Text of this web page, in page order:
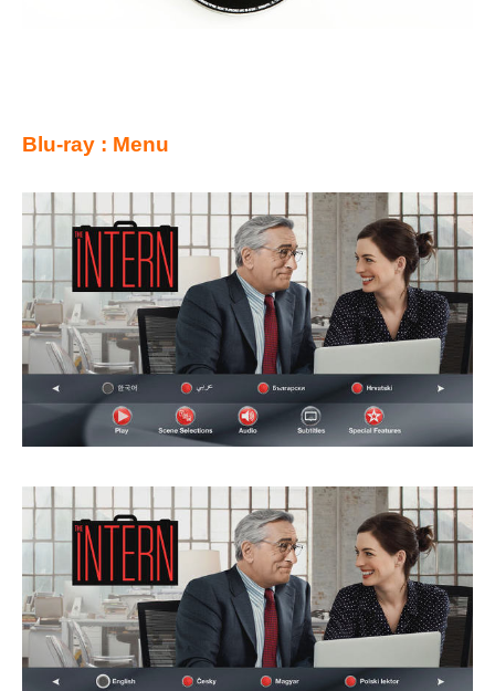
Blu-ray : Menu